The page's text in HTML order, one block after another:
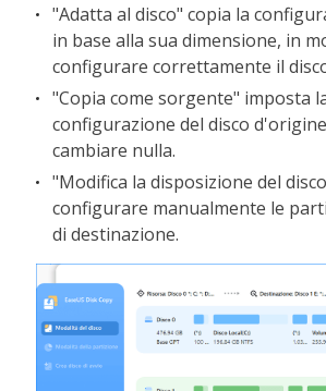
"Adatta al disco" copia la
in base alla sua dimensione, in
configurare correttamente il
"Copia come sorgente" imposta
configurazione del disco
cambiare nulla.
"Modifica la disposizione del
configurare manualmente le
di destinazione.